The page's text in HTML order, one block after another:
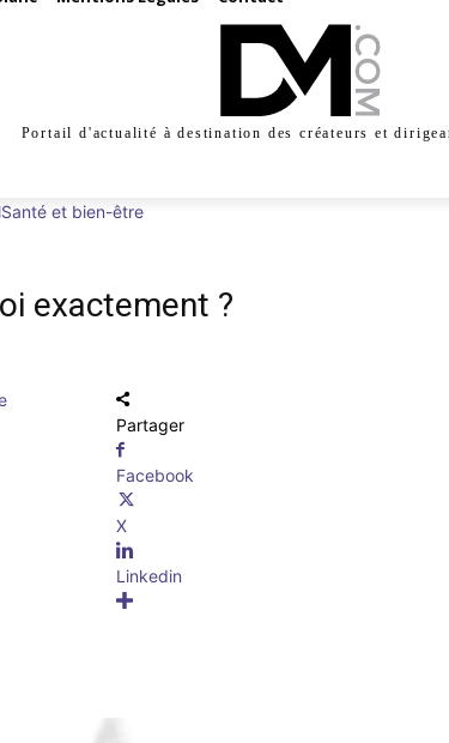
Portail d'actualité à destination des créateurs et
Santé et bien-être
exactement ?
Partager
Facebook
X
Linkedin